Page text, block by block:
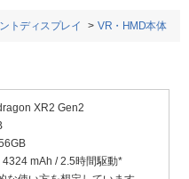
トディスプレイ VR・HMD本体
XR2 Gen2
4324 mAh / 2.5時間駆動*